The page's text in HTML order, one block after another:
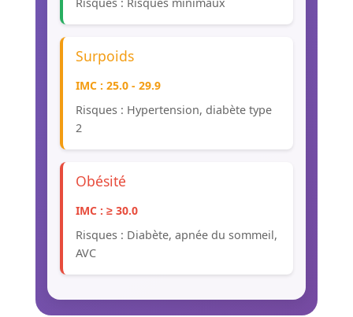
Surpoids
IMC : 25.0 - 29.9
Risques : Hypertension, diabète type
2
Obésité
IMC : ≥ 30.0
Risques : Diabète, apnée du sommeil,
AVC